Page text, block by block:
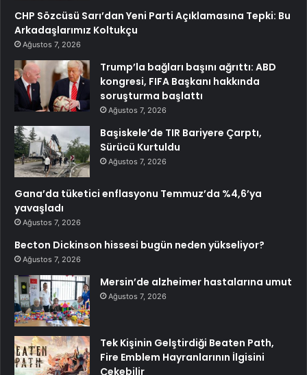
CHP Sözcüsü Sarı’dan Yeni Parti Açıklamasına Tepki: Bu
Arkadaşlarımız Koltukçu
Ağustos 7, 2026
Trump’la bağları başını ağrıttı: ABD
kongresi, FIFA Başkanı hakkında
soruşturma başlattı
Ağustos 7, 2026
Başiskele’de TIR Bariyere Çarptı,
Sürücü Kurtuldu
Ağustos 7, 2026
Gana’da tüketici enflasyonu Temmuz’da %4,6’ya
yavaşladı
Ağustos 7, 2026
Becton Dickinson hissesi bugün neden yükseliyor?
Ağustos 7, 2026
Mersin’de alzheimer hastalarına umut
Ağustos 7, 2026
Tek Kişinin Gelştirdiği Beaten Path,
Fire Emblem Hayranlarının İlgisini
Çekebilir